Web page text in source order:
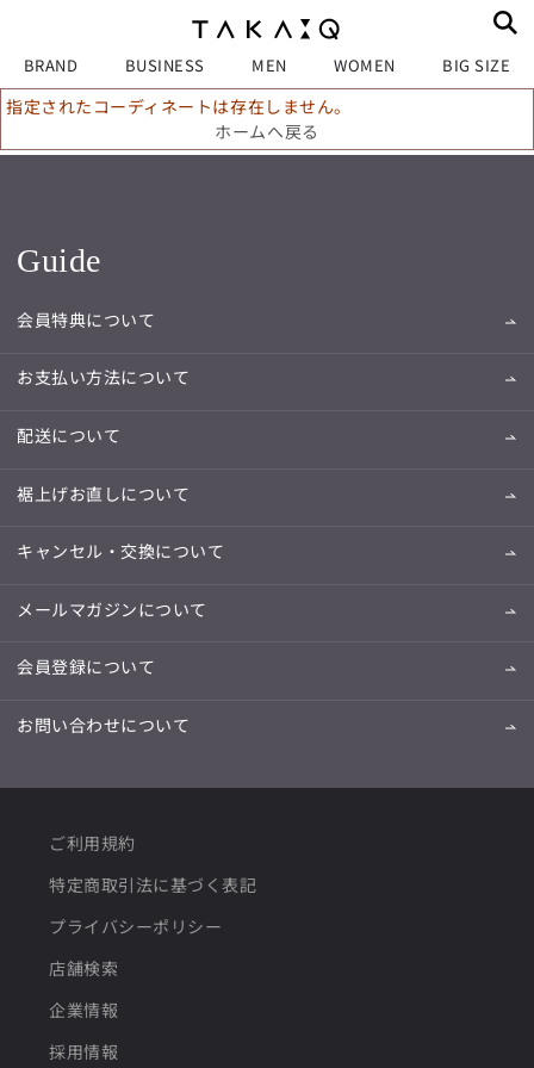
BRAND BUSINESS MEN WOMEN BIG SIZE
指定されたコーディネートは存在しません。
ホームへ戻る
Guide
会員特典について
お支払い方法について
配送について
裾上げお直しについて
キャンセル・交換について
メールマガジンについて
会員登録について
お問い合わせについて
ご利用規約
特定商取引法に基づく表記
プライバシーポリシー
店舗検索
企業情報
採用情報